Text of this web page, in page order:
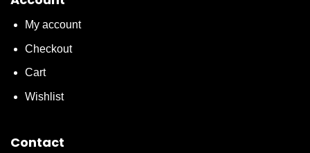
My account
Checkout
Cart
Wishlist
Contact